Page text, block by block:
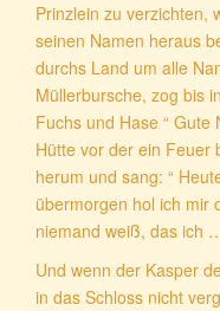
Prinzlein zu verzichten,
seinen Namen heraus
durchs Land um alle
Müllerbursche, zog bis
Fuchs und Hase “ Gute
Hütte vor der ein Feuer
herum und sang: “
übermorgen hol ich mir
niemand weiß, das
Und wenn der Kasper
in das Schloss nicht